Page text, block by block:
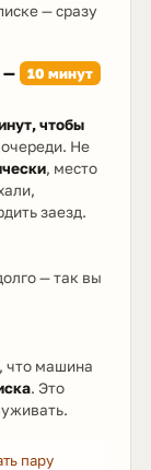
— сразу
— 10 минут
чтобы
Не
, место
заезд.
— так вы
что машина
. Это
пару